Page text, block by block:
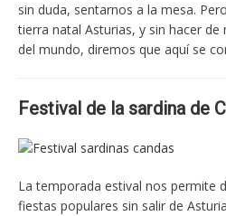
sin duda, sentarnos a la mesa.
tierra natal Asturias, y sin hacer
del mundo, diremos que aquí se
Festival de la sardina de
La temporada estival nos permite
fiestas populares sin salir de